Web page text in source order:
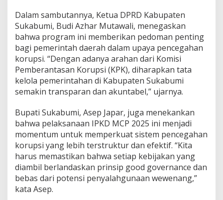
U
p
a
y
a
P
n
c
e
a
h
a
n
K
o
r
u
p
Dalam sambutannya, Ketua DPRD Kabupaten
Sukabumi, Budi Azhar Mutawali, menegaskan
bahwa program ini memberikan pedoman penting
bagi pemerintah daerah dalam upaya pencegahan
korupsi. “Dengan adanya arahan dari Komisi
Pemberantasan Korupsi (KPK), diharapkan tata
kelola pemerintahan di Kabupaten Sukabumi
semakin transparan dan akuntabel,” ujarnya.
Bupati Sukabumi, Asep Japar, juga menekankan
bahwa pelaksanaan IPKD MCP 2025 ini menjadi
momentum untuk memperkuat sistem pencegahan
korupsi yang lebih terstruktur dan efektif. “Kita
harus memastikan bahwa setiap kebijakan yang
diambil berlandaskan prinsip good governance dan
bebas dari potensi penyalahgunaan wewenang,”
kata Asep.